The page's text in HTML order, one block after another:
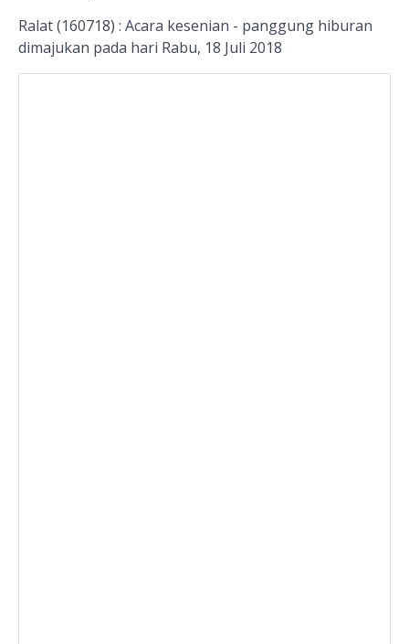
Ralat (160718) : Acara kesenian - panggung hiburan
dimajukan pada hari Rabu, 18 Juli 2018